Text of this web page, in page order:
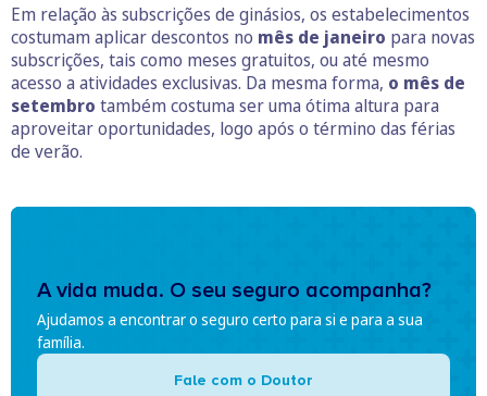
Em relação às subscrições de ginásios, os estabelecimentos
costumam aplicar descontos no mês de janeiro para novas
subscrições, tais como meses gratuitos, ou até mesmo
acesso a atividades exclusivas. Da mesma forma, o mês de
setembro também costuma ser uma ótima altura para
aproveitar oportunidades, logo após o término das férias
de verão.
A vida muda. O seu seguro acompanha?
Ajudamos a encontrar o seguro certo para si e para a sua
família.
Fale com o Doutor